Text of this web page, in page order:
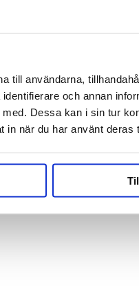
till användarna,
och annan
Dessa kan i sin tur
in när du har använt deras
TC 4" Brewtools CIP
€35.98